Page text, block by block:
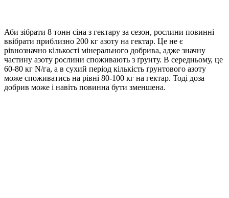
Аби зібрати 8 тонн сіна з гектару за сезон, рослини повинні
ввібрати приблизно 200 кг азоту на гектар. Це не є
рівнозначно кількості мінерального добрива, адже значну
частину азоту рослини споживають з ґрунту. В середньому, це
60-80 кг N/га, а в сухий період кількість ґрунтового азоту
може споживатись на рівні 80-100 кг на гектар. Тоді доза
добрив може і навіть повинна бути зменшена.